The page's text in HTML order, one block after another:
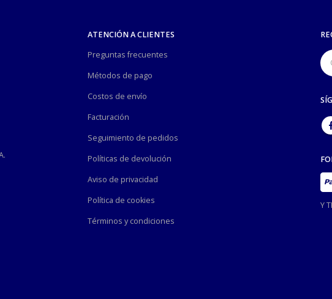
ATENCIÓN A CLIENTES
Preguntas frecuentes
Métodos de pago
Costos de envío
Facturación
Seguimiento de pedidos
Políticas de devolución
Aviso de privacidad
Política de cookies
Términos y condiciones
Y